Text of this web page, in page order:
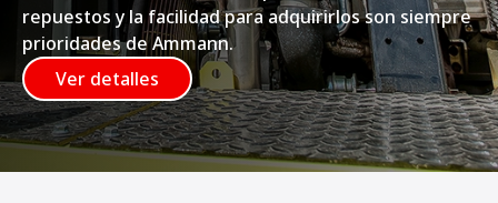
repuestos y la facilidad para adquirirlos son siempre
prioridades de Ammann.
Ver detalles